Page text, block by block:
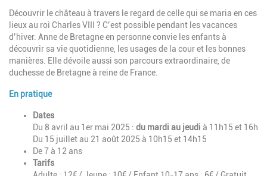
Découvrir le château à travers le regard de celle qui se maria en ces
lieux au roi Charles VIII ? C’est possible pendant les vacances
d’hiver. Anne de Bretagne en personne convie les enfants à
découvrir sa vie quotidienne, les usages de la cour et les bonnes
manières. Elle dévoile aussi son parcours extraordinaire, de
duchesse de Bretagne à reine de France.
En pratique
Dates
Du 8 avril au 1er mai 2025 : du mardi au jeudi à 11h15 et 16h
Du 15 juillet au 21 août 2025 à 10h15 et 14h15
De 7 à 12 ans
Tarifs